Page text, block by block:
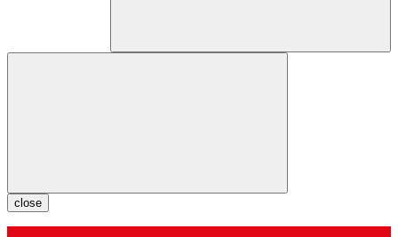
close